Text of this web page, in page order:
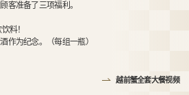
客准备了三项福利。
料！
作为纪念。（每组一瓶）
越前蟹全套大餐视频